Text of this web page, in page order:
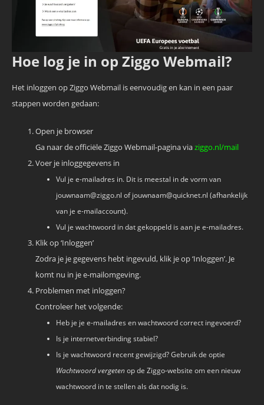
Hoe log je in op Ziggo Webmail?
Het inloggen op Ziggo Webmail is eenvoudig en kan in een paar
stappen worden gedaan:
Open je browser
Ga naar de officiële Ziggo Webmail-pagina viaziggo.nl/mail
Voer je inloggegevens in
Vul je e-mailadres in. Dit is meestal in de vorm van
jouwnaam@ziggo.nl of jouwnaam@quicknet.nl (afhankelijk
van je e-mailaccount).
Vul je wachtwoord in dat gekoppeld is aan je e-mailadres.
Klik op ‘Inloggen’
Zodra je je gegevens hebt ingevuld, klik je op ‘Inloggen’. Je
komt nu in je e-mailomgeving.
Problemen met inloggen?
Controleer het volgende:
Heb je je e-mailadres en wachtwoord correct ingevoerd?
Is je internetverbinding stabiel?
Is je wachtwoord recent gewijzigd? Gebruik de optie
Wachtwoord vergetenop de Ziggo-website om een nieuw
wachtwoord in te stellen als dat nodig is.